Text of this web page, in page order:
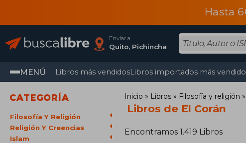
Hasta
Enviar a
Quito, Pichincha
MENÚ Libros más vendidosLibros importados más
CATEGORÍA
Filosofía Y Religión
Religión Y Creencias
Islam
Inicio Libros Filosofía y religión
Libros de El Corán
Encontramos 1.419 Libros